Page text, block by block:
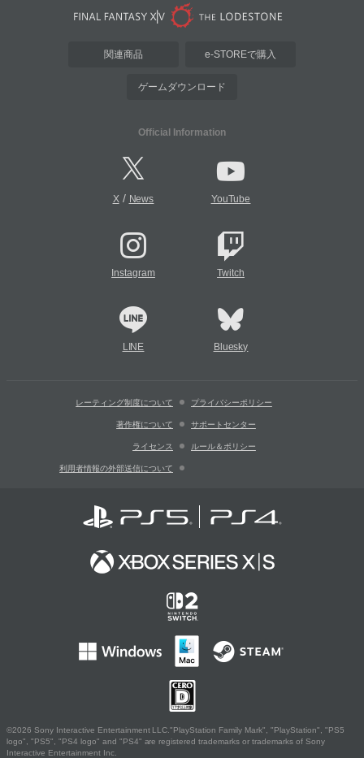
関連商品 e-STOREで購入
ゲームダウンロード
Official Information
X/ News YouTube
Instagram Twitch
LINE Bluesky
レーティング制度について プライバシーポリシー
著作権について サポートセンター
ライセンス ルール＆ポリシー
利用者情報の外部送信について
©2026 Sony Interactive Entertainment LLC."PlayStation Family Mark", "PlayStation", "PS5
logo", "PS5", "PS4 logo" and "PS4" are registered trademarks or trademarks of Sony
Interactive Entertainment Inc.